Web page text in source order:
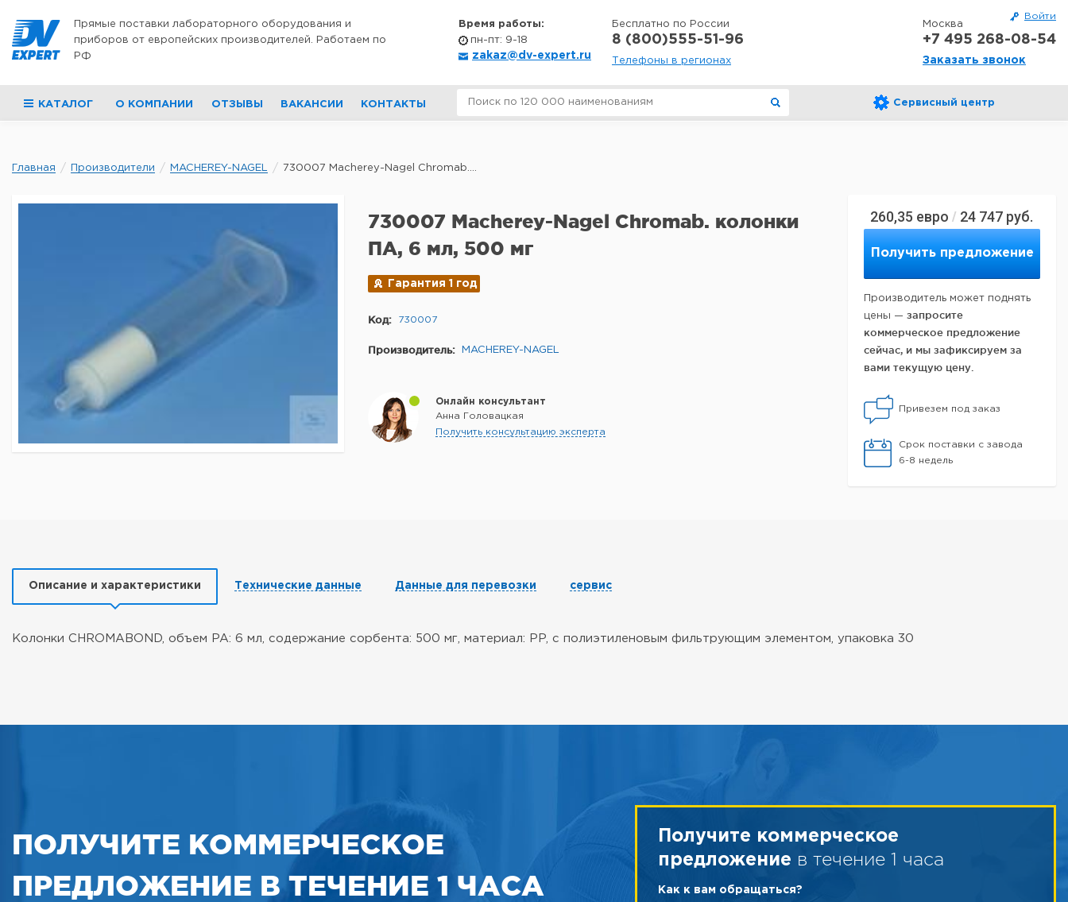
Войти
Прямые поставки лабораторного оборудования и
приборов от европейских производителей. Работаем по
РФ
Время работы:
пн-пт: 9-18
zakaz@dv-expert.ru
Бесплатно по России
8 (800)555-51-96
Телефоны в регионах
Москва
+7 495 268-08-54
Заказать звонок
КАТАЛОГ О КОМПАНИИ ОТЗЫВЫ ВАКАНСИИ КОНТАКТЫ Сервисный центр
Главная Производители MACHEREY-NAGEL 730007 Macherey-Nagel Chromab....
260,35 евро / 24 747 руб.
Получить предложение
Производитель может поднять
цены — запросите
коммерческое предложение
сейчас, и мы зафиксируем за
вами текущую цену.
Привезем под заказ
Срок поставки с завода
6-8 недель
730007 Macherey-Nagel Chromab. колонки
ПА, 6 мл, 500 мг
Гарантия 1 год
Код: 730007
Производитель: MACHEREY-NAGEL
Онлайн консультант
Анна Головацкая
Получить консультацию эксперта
Описание и характеристики Технические данные Данные для перевозки сервис
Колонки CHROMABOND, объем PA: 6 мл, содержание сорбента: 500 мг, материал: PP, с полиэтиленовым фильтрующим элементом, упаковка 30
ПОЛУЧИТЕ КОММЕРЧЕСКОЕ
ПРЕДЛОЖЕНИЕ В ТЕЧЕНИЕ 1 ЧАСА
Получите коммерческое
предложение в течение 1 часа
Как к вам обращаться?